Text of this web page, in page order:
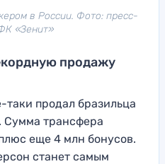
в России. Фото: пресс-
«Зенит»
продажу
продал бразильца
трансфера
еще 4 млн бонусов.
станет самым